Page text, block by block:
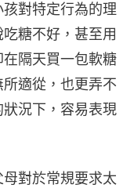
孩對特定行為的理
糖不好，甚至用
隔天買一包軟糖
適從，也更弄不
況下，容易表現
對於常規要求太